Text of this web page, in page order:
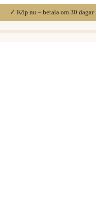
✓ Köp nu – betala om 30 dagar·